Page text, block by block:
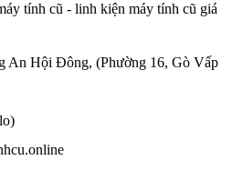
tính cũ - linh kiện máy tính cũ giá
An Hội Đông, (Phường 16, Gò Vấp